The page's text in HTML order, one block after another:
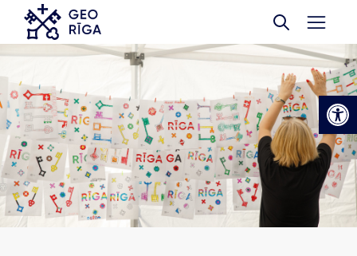
Skip to main content